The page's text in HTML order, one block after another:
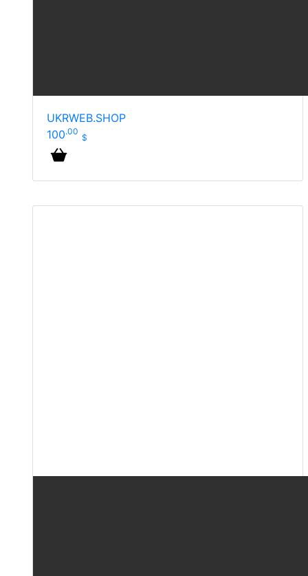
UKRWEB.SHOP
100.00
$